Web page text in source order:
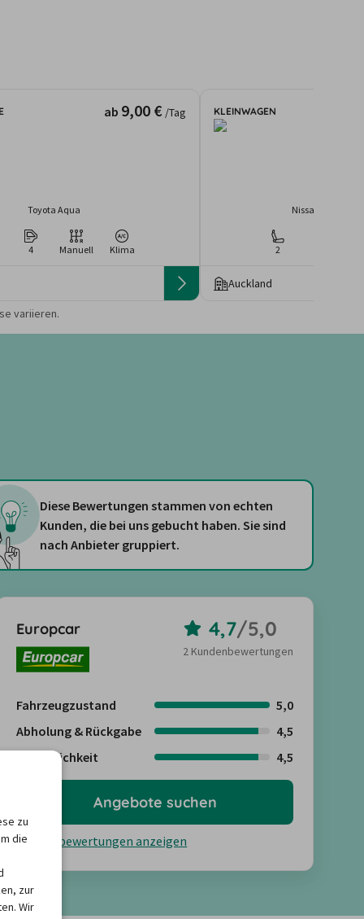
ab 9,00 € /Tag
Toyota Aqua
4 Manuell Klima
KLEINWAGEN
Nissan March 5
2
Auckland
Preise von der
variieren.
Diese Bewertungen stammen von echten
Kunden, die bei uns gebucht haben. Sie sind
nach Anbieter gruppiert.
Europcar 4,7/5,0
2 Kundenbewertungen
Fahrzeugzustand
5,0
Abholung & Rückgabe
4,5
Freundlichkeit
4,5
Kundenbewertungen anzeigen
Angebote suchen
zu
die
zur
Wir